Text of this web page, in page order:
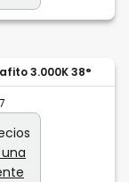
3.000K 38°